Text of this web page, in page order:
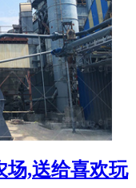
场,送给喜欢玩